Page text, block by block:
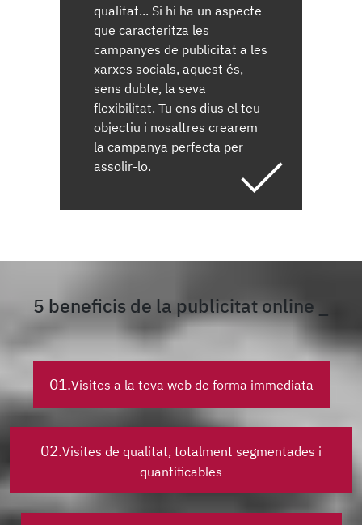
qualitat... Si hi ha un aspecte
que caracteritza les
campanyes de publicitat a les
xarxes socials, aquest és,
sens dubte, la seva
flexibilitat. Tu ens dius el teu
objectiu i nosaltres crearem
la campanya perfecta per
assolir-lo.
5 beneficis de la publicitat online
01.Visites a la teva web de forma immediata
02.Visites de qualitat, totalment segmentades i
quantificables